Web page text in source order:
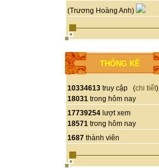
(Trương Hoàng Anh)
THỐNG KÊ
10334613 truy cập (chi tiết)
18031 trong hôm nay
17739254 lượt xem
18571 trong hôm nay
1687 thành viên